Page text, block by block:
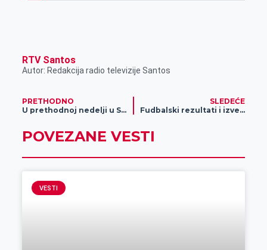
RTV Santos
Autor: Redakcija radio televizije Santos
PRETHODNO
U prethodnoj nedelji u Srednjobanatskom okrugu registrovano je 367 novoobolelih lica
SLEDEĆE
Fudbalski rezultati i izveštaj sa utakmice Radnički ZR – Sloboda NK
POVEZANE VESTI
VESTI